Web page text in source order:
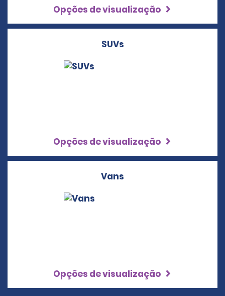
Opções de visualização
SUVs
Opções de visualização
Vans
Opções de visualização